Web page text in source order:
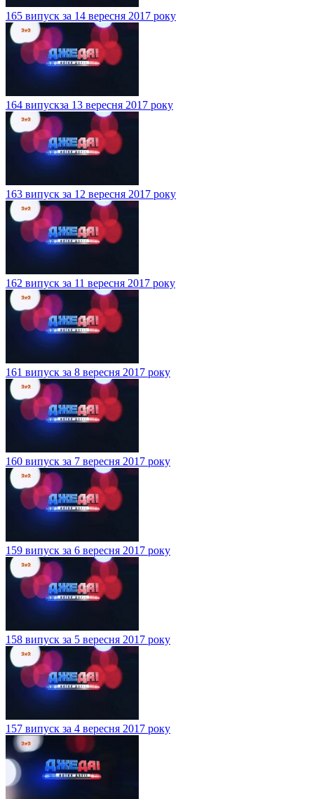
165 випуск за 14 вересня 2017 року
164 випускза 13 вересня 2017 року
163 випуск за 12 вересня 2017 року
162 випуск за 11 вересня 2017 року
161 випуск за 8 вересня 2017 року
160 випуск за 7 вересня 2017 року
159 випуск за 6 вересня 2017 року
158 випуск за 5 вересня 2017 року
157 випуск за 4 вересня 2017 року